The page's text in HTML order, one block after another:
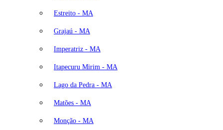
Estreito - MA
Grajaú - MA
Imperatriz - MA
Itapecuru Mirim - MA
Lago da Pedra - MA
Matões - MA
Monção - MA